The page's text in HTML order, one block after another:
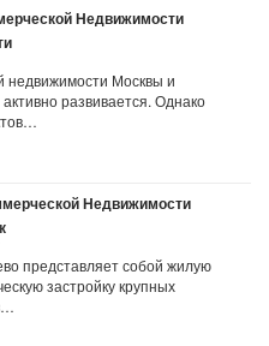
Недвижимости
недвижимости Москвы и
развивается. Однако
Недвижимости
представляет собой жилую
застройку крупных